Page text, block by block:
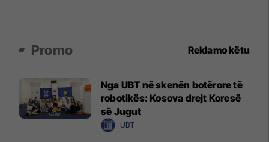
Promo Reklamo këtu
Nga UBT në skenën botërore të
robotikës: Kosova drejt Koresë
së Jugut
UBT